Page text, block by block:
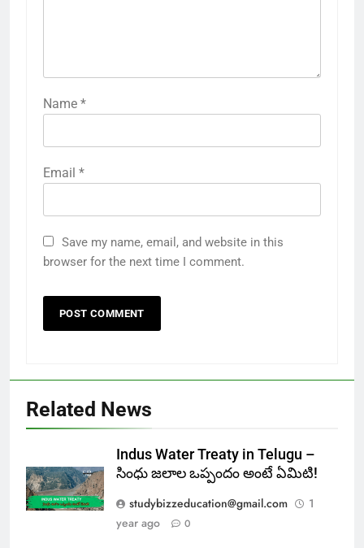
Name *
Email *
Save my name, email, and website in this
browser for the next time I comment.
Related News
Indus Water Treaty in Telugu –
సింధు జలాల ఒప్పందం అంటే ఏమిటి!
studybizzeducation@gmail.com
1
year ago
0